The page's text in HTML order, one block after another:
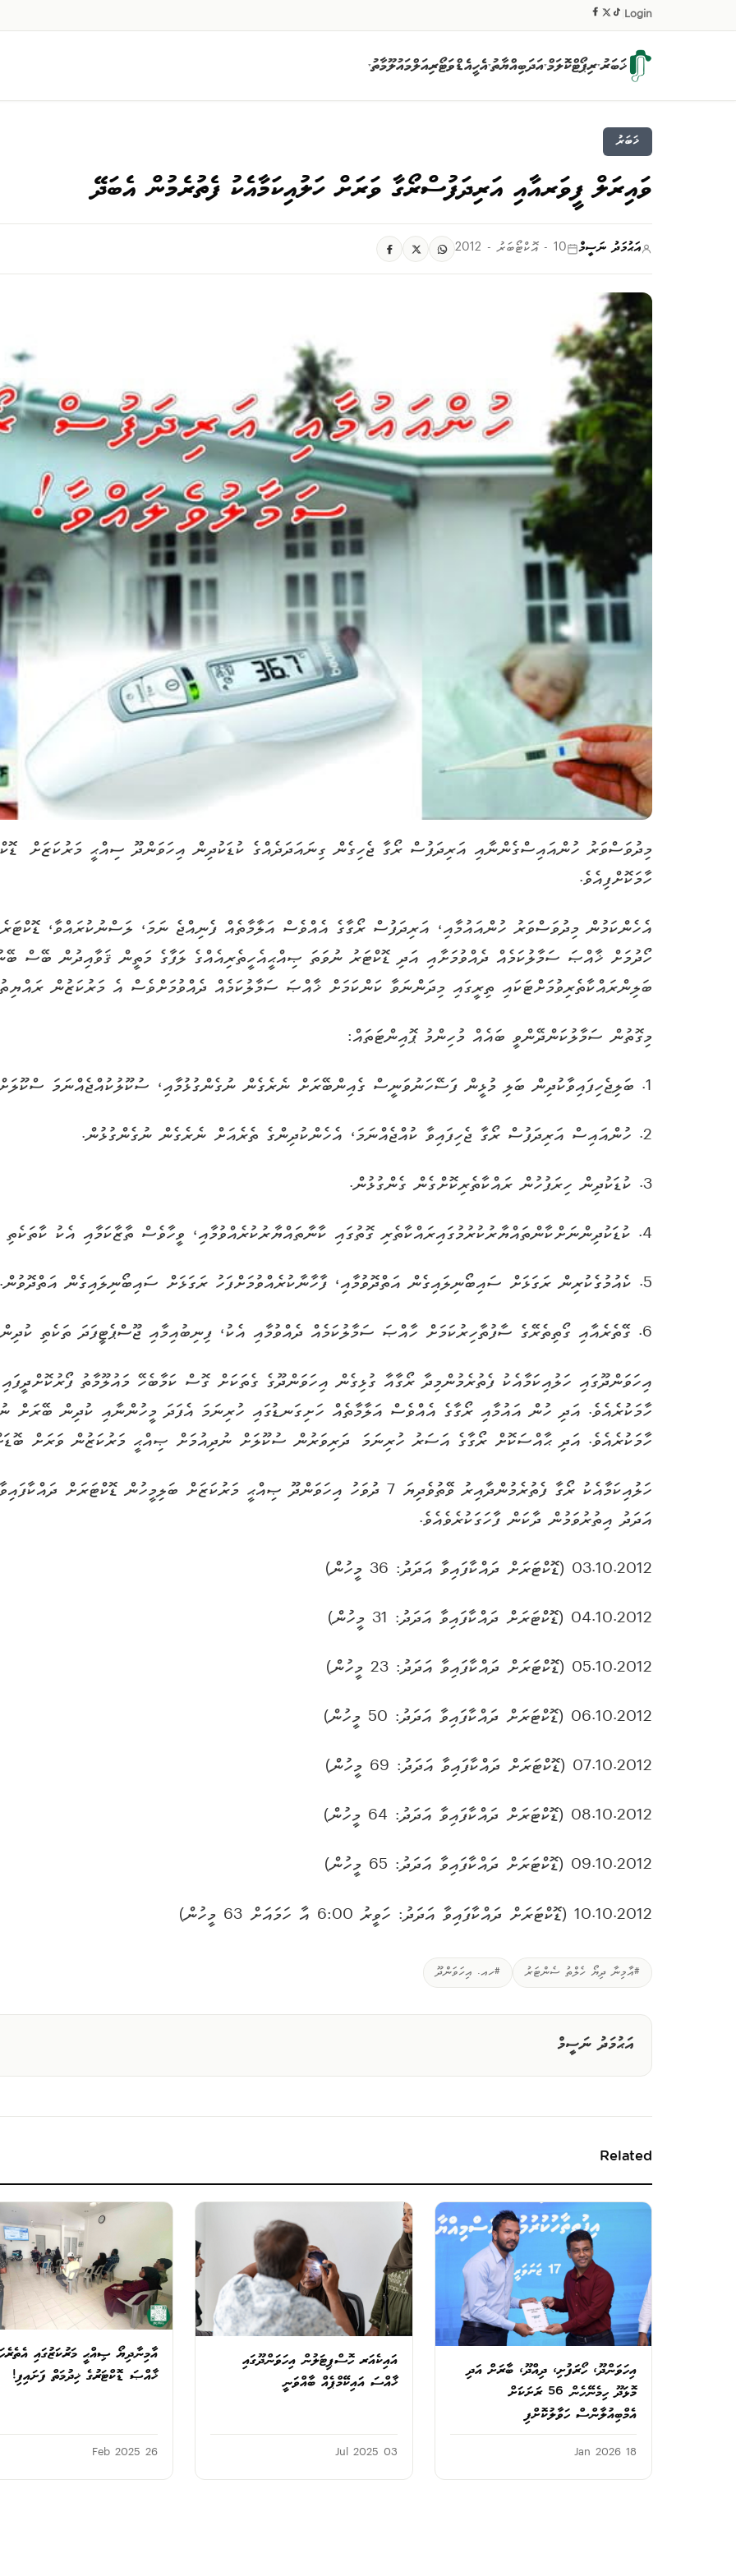
Login
ޚަބަރު▾ރިޕޯޓްކޮލަމް▾އަދަބިއްޔާތު▾އެހީއެޑްވަޓޯރިއަލްމައުލޫމާތު▾
ޚަބަރު
ވައިރަލް ފީވަރއާއި އަރިދަފުސްރޯގާ ވަރަށް ހަލުއިކަމާއެކު ފެތުރެމުން އެބަދޭ
އަޙުމަދު ނަސީމް 10 - އޮކްޓޯބަރު - 2012
މިދުވަސްވަރު ހުންއައިސްގެންނާއި އަރިދަފުސް ރޯގާ ޖެހިގެން ގިނައަދަދެއްގެ ކުޑަކުދިން އިހަވަންދޫ ސިއްޙީ މަރުކަޒަށް
ހާމަކޮށްފިއެވެ.
އެހެންކަމުން މިދުވަސްވަރު ހުންއައުމާއި، އަރިދަފުސް ރޯގާގެ އެއްވެސް އަލާމާތެއް ފެނިއްޖެ ނަމަ، ލަސްނުކުރައްވާ،
ހޯދުމަށް ޚާއްޞަ ސަމާލުކަމެއް ދެއްވުމަށާއި އަދި ޑޮކްޓަރު ނުވަތަ ޞިއްޙީއެހީތެރިއެއްގެ ލަފާގެ މަތީން ޤަވާއިދުން ބޭސް
ބަލިންރައްކާތެރިވުމަށްޓަކައި ތިރީގައި މިދަންނަވާ ކަންކަމަށް ޚާއްޞަ ސަމާލުކަމެއް ދެއްވުމަށްވެސް އެ މަރުކަޒުން
މިގޮތުން ސަމާލުކަންދޭންވީ ބައެއް މުހިންމު ޕޮއިންޓަތައް:
1. ބަލިޖެހިފައިވާކުދިން ބަލި މުޅީން ފަސޭހަނުވަނީސް ގެއިންބޭރަށް ނެރެގެން ނުގެންގުޅުމާއި، ސުކޫލުކުއްޖެއްނަމަ ސްކޫލަށް ނުފޮނުވުން.
2. ހުންއައިސް އަރިދަފުސް ރޯގާ ޖެހިފައިވާ ކުއްޖެއްނަމަ، އެހެންކުދިންގެ ތެރެއަށް ނެރެގެން ނުގެންގުޅުން.
3. ކުޑަކުދިން ހިރަފުހުން ރައްކާތެރިކޮށްގެން ގެންގުޅުން.
4. ކުޑަކުދިންނަށްކާންތައްޔާރުކުރުމުގައިރައްކާތެރި ގޮތުގައި ކާނާތައްޔާރުކުރެއްވުމާއި، ވީހާވެސް ތާޒާކަމާއި އެކު ކާތަކެތި ދިނުން.
5. ކެއުމުގެކުރިން ރަގަޅަށް ސައިބޯނިލައިގެން އަތްދޮވުމާއި، ފާހާނާކުރެއްވުމަށްފަހު ރަގަޅަށް ސައިބޯނިލައިގެން އަތްދޮވުން.
6. ގޭތެރެއާއި ގޯތިތެރޭގެ ސާފުތާހިރުކަމަށް ހާއްޞަ ސަމާލުކަމެއް ދެއްވުމާއި އެކު، ފިނިބުއިމާއި ޖޫސްޕެޓީފަދަ ތަކެތި ކުދިންނަށް ނުދިނުން.
އިހަވަންދޫގައި ހަލުއިކަމާއެކު ފެތުރެމުންމިދާ ރޯގާއާ ގުޅިގެން އިހަވަންދޫގެ ގެތަކަށް ގޮސް ކަމާބެހޭ މައުލޫމާތު
ހާމަކުރެއެވެ. އަދި ހުން އައުމާއި ރޯގާގެ އެއްވެސް އަލާމާތެއް ހަށިގަނޑުގައި ހުރިނަމަ އެފަދަ މީހުންނާއި ކުދިން ބޭރަށް
ހާމަކުރެއެވެ. އަދި ޙާއްސަކޮށް ރޯގާގެ އަސަރު ހުރިނަމަ ދަރިވަރުން ސުކޫލަށް ނުދިއުމަށް ޞިއްޙީ މަރުކަޒުން ވަރަށް
ހަލުއިކަމާއެކު ރޯގާ ފެތުރެމުންދާއިރު ވޭތުވެދިޔަ 7 ދުވަހު އިހަވަންދޫ ޞިއްޙީ މަރުކަޒަށް
އަދަދު އިތުރުވަމުން ދާކަން ފާހަގަކުރެވެއެވެ.
03.10.2012 (ޑޮކްޓަރަށް ދައްކާފައިވާ އަދަދު: 36 މީހުން)
04.10.2012 (ޑޮކްޓަރަށް ދައްކާފައިވާ އަދަދު: 31 މީހުން)
05.10.2012 (ޑޮކްޓަރަށް ދައްކާފައިވާ އަދަދު: 23 މީހުން)
06.10.2012 (ޑޮކްޓަރަށް ދައްކާފައިވާ އަދަދު: 50 މީހުން)
07.10.2012 (ޑޮކްޓަރަށް ދައްކާފައިވާ އަދަދު: 69 މީހުން)
08.10.2012 (ޑޮކްޓަރަށް ދައްކާފައިވާ އަދަދު: 64 މީހުން)
09.10.2012 (ޑޮކްޓަރަށް ދައްކާފައިވާ އަދަދު: 65 މީހުން)
10.10.2012 (ޑޮކްޓަރަށް ދައްކާފައިވާ އަދަދު: ހަވީރު 6:00 އާ ހަމައަށް 63 މީހުން)
#އާމިނާ ދިޔޯ ހެލްތު ސެންޓަރު #ހއ. އިހަވަންދޫ
އަޙުމަދު ނަސީމް
Related
އިހަވަންދޫ، ހޯރަފުށި، ދިއްދޫ، ބާރަށް އަދި
މޮޅަދޫ ހިމެނޭހެން 56 ރަށަކަށް
އެމްބިއުލާންސް ހަވާލުކޮށްފި
18 Jan 2026
އައިކެއަރ ހޮސްޕިޓަލުން އިހަވަންދޫގައި
ޚާއްސަ އައިކޭމްޕެއް ބާއްވަނީ
03 Jul 2025
އާމިނާދިޔޯ ޞިއްޙީ މަރުކަޒުގައި
ޚާއްޞަ ޑޮކްޓަރުގެ ޚިދުމަތް ފަށައިފި!
26 Feb 2025